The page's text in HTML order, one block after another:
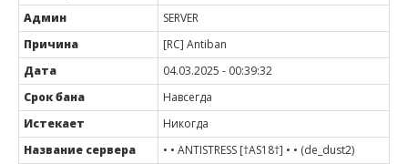
Админ
SERVER
Причина
[RC] Antiban
Дата
04.03.2025 - 00:39:32
Срок бана
Навсегда
Истекает
Никогда
Название сервера
• • ANTISTRESS [†AS18†] • • (de_dust2)